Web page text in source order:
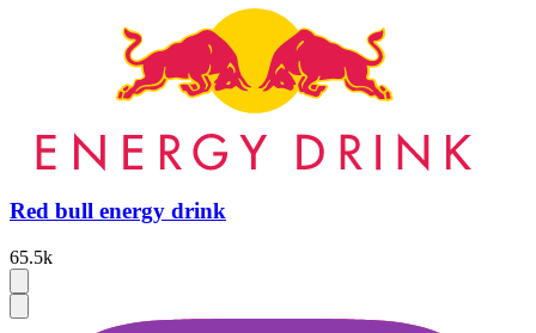
Red bull energy drink
65.5k